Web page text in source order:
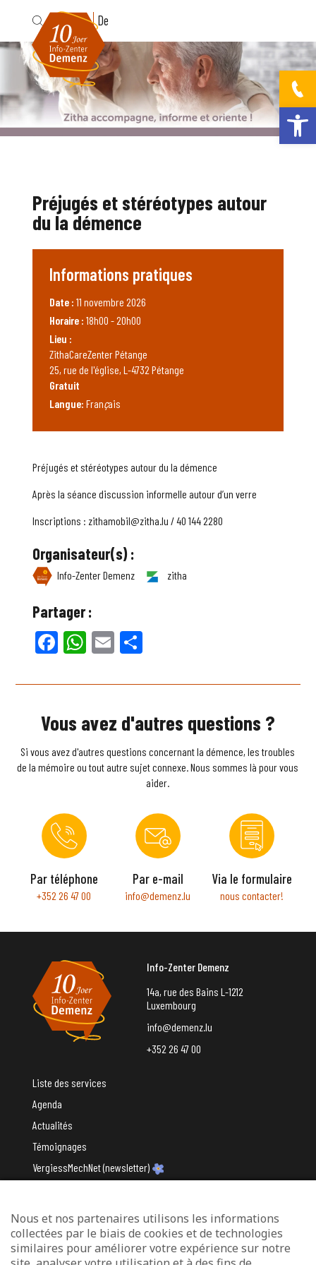
Ouvrir la
Fr De
Préjugés et stéréotypes autour du la démence
Après la séance discussion informelle autour d’un verre
Inscriptions : zithamobil@zitha.lu / 40 144 2280
Organisateur(s) :
Info-Zenter Demenz zitha
Partager :
Facebook
WhatsApp
Email
Préjugés et stéréotypes autour
du la démence
Informations pratiques
Date : 11 novembre 2026
Horaire : 18h00 - 20h00
Lieu :
ZithaCareZenter Pétange
25, rue de l'église, L-4732 Pétange
Gratuit
Langue: Français
Vous avez d'autres questions ?
Si vous avez d'autres questions concernant la démence, les troubles
de la mémoire ou tout autre sujet connexe. Nous sommes là pour vous
aider.
Par téléphone
+352 26 47 00
Par e-mail
info@demenz.lu
Via le formulaire
nous contacter!
Info-Zenter Demenz
14a, rue des Bains L-1212
Luxembourg
info@demenz.lu
+352 26 47 00
Liste des services
Agenda
Actualités
Témoignages
VergiessMechNet (newsletter)
Avec le soutien du
Nous et nos partenaires utilisons les informations
collectées par le biais de cookies et de technologies
similaires pour améliorer votre expérience sur notre